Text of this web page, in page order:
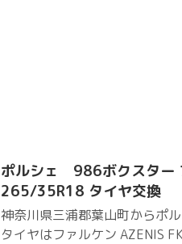
ポルシェ 986ボクスター
265/35R18 タイヤ交換
神奈川県三浦郡葉山町からポ
タイヤはファルケン AZENIS